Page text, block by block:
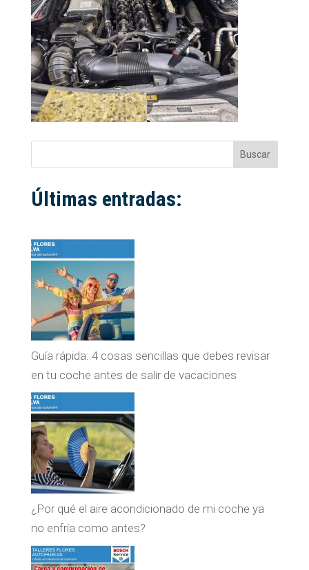
Buscar
Últimas entradas:
Guía rápida: 4 cosas sencillas que debes revisar
en tu coche antes de salir de vacaciones
¿Por qué el aire acondicionado de mi coche ya
no enfría como antes?